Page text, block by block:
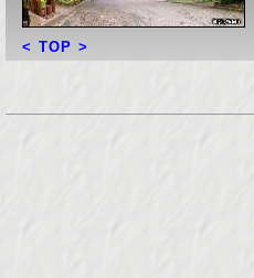
< TOP >